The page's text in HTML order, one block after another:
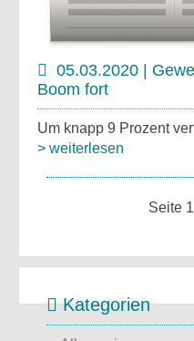
05.03.2020 |
Boom fort
Um knapp 9 Prozent
> weiterlesen
Seite
Kategorien